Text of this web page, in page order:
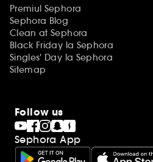
Premiul Sephora
Sephora Blog
Clean at Sephora
Black Friday la Sephora
Singles' Day la Sephora
Sitemap
Follow us
Sephora App